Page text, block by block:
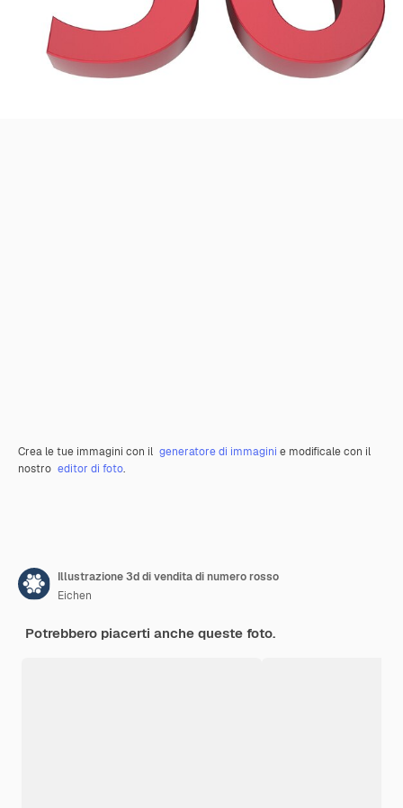
Crea le tue immagini con il generatore di immagini e modificale con il
nostro editor di foto.
Illustrazione 3d di vendita di numero rosso
Eichen
Potrebbero piacerti anche queste foto.